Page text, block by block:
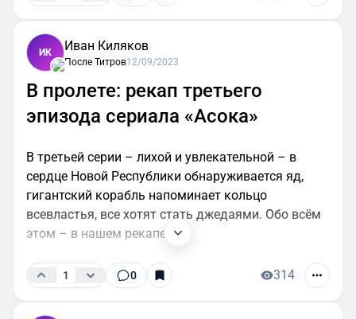
ИК Иван Киляков
После Титров12/09/2023
В пролете: рекап третьего
эпизода сериала «Асока»
В третьей серии – лихой и увлекательной – в
сердце Новой Республики обнаруживается яд,
гигантский корабль напоминает кольцо
всевластья, все хотят стать джедаями. Обо всём
этом – в нашем рекапе.
1 0 314